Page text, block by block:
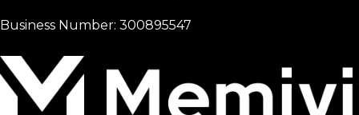
Business Number: 300895547